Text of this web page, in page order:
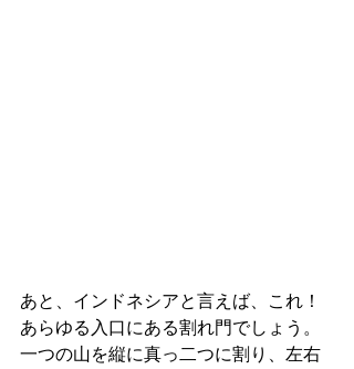
あと、インドネシアと言えば、これ！
あらゆる入口にある割れ門でしょう。
一つの山を縦に真っ二つに割り、左右